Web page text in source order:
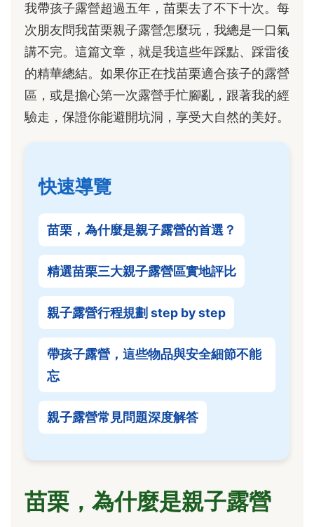
我帶孩子露營超過五年，苗栗去了不下十次。每
次朋友問我苗栗親子露營怎麼玩，我總是一口氣
講不完。這篇文章，就是我這些年踩點、踩雷後
的精華總結。如果你正在找苗栗適合孩子的露營
區，或是擔心第一次露營手忙腳亂，跟著我的經
驗走，保證你能避開坑洞，享受大自然的美好。
快速導覽
苗栗，為什麼是親子露營的首選？
精選苗栗三大親子露營區實地評比
親子露營行程規劃 step by step
帶孩子露營，這些物品與安全細節不能
忘
親子露營常見問題深度解答
苗栗，為什麼是親子露營